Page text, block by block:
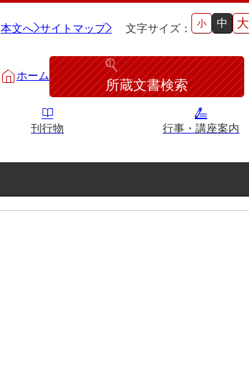
本文へ サイトマップ 文字サイズ： 小 中 大
ホーム
所蔵文書検索
刊行物 行事・講座案内